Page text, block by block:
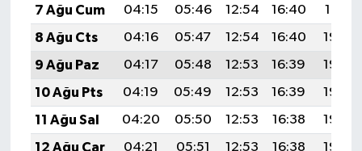
7 Ağu Cum
04:15 05:46 12:54 16:40
19:51
8 Ağu Cts
04:16 05:47 12:54 16:40
19:50
9 Ağu Paz
04:17 05:48 12:53 16:39
19:49
10 Ağu Pts
04:19 05:49 12:53 16:39
19:48
11 Ağu Sal
04:20 05:50 12:53 16:38
19:46
12 Ağu Çar
04:21 05:51 12:53 16:38
19:45